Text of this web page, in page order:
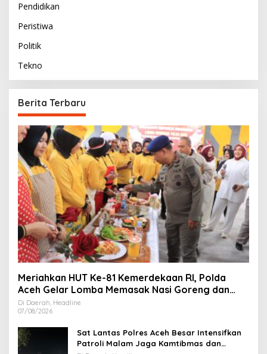
Pendidikan
Peristiwa
Politik
Tekno
Berita Terbaru
Meriahkan HUT Ke-81 Kemerdekaan RI, Polda
Aceh Gelar Lomba Memasak Nasi Goreng dan
Aneka Minuman
Di Daerah, Headline
07/08/2026
Sat Lantas Polres Aceh Besar Intensifkan
Patroli Malam Jaga Kamtibmas dan